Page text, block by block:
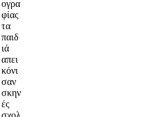
ογρα
φίας
τα
παιδ
ιά
απει
κόνι
σαν
σκην
ές